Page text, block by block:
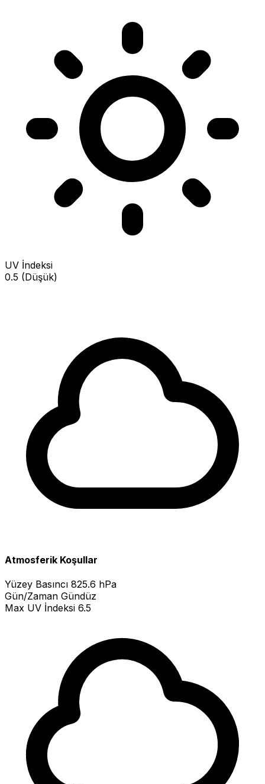
UV İndeksi
0.5 (Düşük)
Atmosferik Koşullar
Yüzey Basıncı 825.6 hPa
Gün/Zaman Gündüz
Max UV İndeksi 6.5